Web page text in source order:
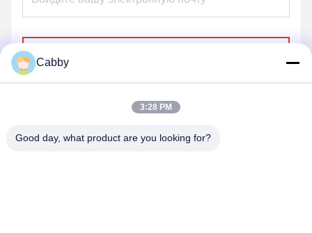
Cabby
3:28 PM
Good day, what product are you looking for?